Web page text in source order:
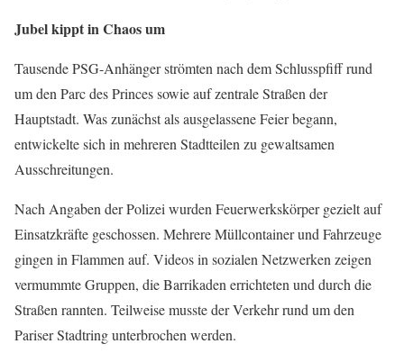
Jubel kippt in Chaos um
Tausende PSG-Anhänger strömten nach dem Schlusspfiff rund
um den Parc des Princes sowie auf zentrale Straßen der
Hauptstadt. Was zunächst als ausgelassene Feier begann,
entwickelte sich in mehreren Stadtteilen zu gewaltsamen
Ausschreitungen.
Nach Angaben der Polizei wurden Feuerwerkskörper gezielt auf
Einsatzkräfte geschossen. Mehrere Müllcontainer und Fahrzeuge
gingen in Flammen auf. Videos in sozialen Netzwerken zeigen
vermummte Gruppen, die Barrikaden errichteten und durch die
Straßen rannten. Teilweise musste der Verkehr rund um den
Pariser Stadtring unterbrochen werden.